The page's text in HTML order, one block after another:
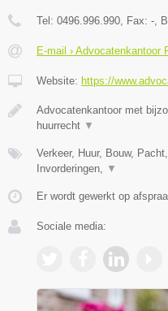
Tel: 0496.996.990 , Fax: - ,
E-mail › Advocatenkantoor
Website: https://
Advocatenkantoor met
huurrecht ▼
Verkeer, Huur, Bouw,
Invorderingen,
▼
Er wordt gewerkt op
Sociale media: